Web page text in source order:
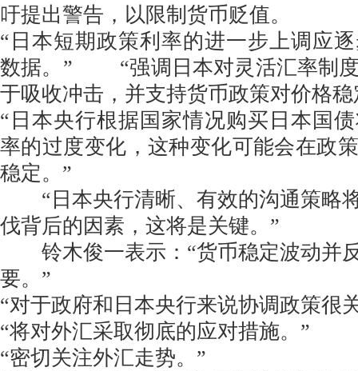
吁提出警告，以限制货币贬值。
“日本短期政策利率的进一步上调应
数据。” “强调日本对灵活汇率制度
于吸收冲击，并支持货币政策对价格
“日本央行根据国家情况购买日本国
率的过度变化，这种变化可能会在政
稳定。”
“日本央行清晰、有效的沟通策略
伐背后的因素，这将是关键。”
铃木俊一表示：“货币稳定波动并
要。”
“对于政府和日本央行来说协调政策很
“将对外汇采取彻底的应对措施。”
“密切关注外汇走势。”